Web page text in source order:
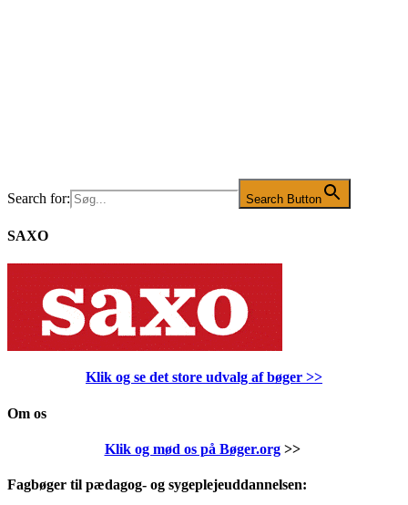
Search for: Search Button
SAXO
Klik og se det store udvalg af bøger >>
Om os
Klik og mød os på Bøger.org>>
Fagbøger til pædagog- og sygeplejeuddannelsen: